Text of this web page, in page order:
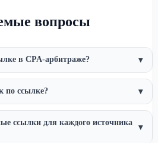
вопросы
в CPA-арбитраже? ▾
по ссылке? ▾
ссылки для каждого источника
▾